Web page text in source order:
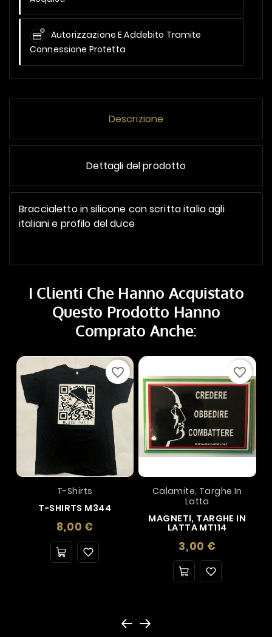
Autorizzazione E Addebito Tramite
Connessione Protetta
Descrizione
Dettagli del prodotto
Braccialetto in silicone con scritta italia agli
italiani e profilo del duce
I Clienti Che Hanno Acquistato
Questo Prodotto Hanno
Comprato Anche:
T-Shirts
T-SHIRTS M344
8,00 €Prezzo
favorite_border
Calamite, Targhe In
Latta
MAGNETI, TARGHE IN
LATTA MT114
3,00 €Prezzo
favorite_border